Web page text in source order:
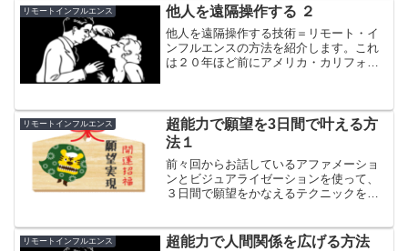
法があるのでそれを紹介しま...
リモートインフルエンス 他人を遠隔操作する ２
他人を遠隔操作する技術＝リモート・イ
ンフルエンスの方法を紹介します。これ
は２０年ほど前にアメリカ・カリフォル
ものです。
リモートインフルエンス
超能力で願望を3日間で叶える方
法１
前々回からお話しているアファメーショ
ンとビジュアライゼーションを使って、
３日間で願望をかなえるテクニックを紹
んであれ実現させるための方法です。
リモートインフルエンス 超能力で人間関係を広げる方法